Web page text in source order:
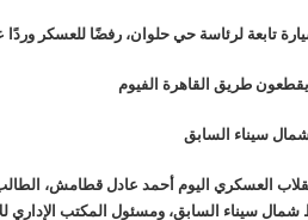
تابعة لرئاسة حي حلوان، رفضًا للعسكر وردًا
طريق القاهرة الفيوم
سيناء السابق
العسكري اليوم أحمد عادل قطامش،
سيناء السابق، ومسئول المكتب الإداري